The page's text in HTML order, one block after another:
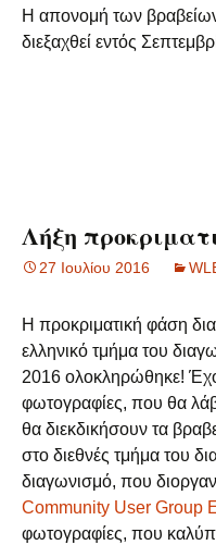
Η απονομή των βραβείων
διεξαχθεί εντός
Λήξη
27 Ιουλίου 2016
Η προκριματική φάση
ελληνικό τμήμα του
2016 ολοκληρώθηκε!
φωτογραφίες, που θα
θα διεκδικήσουν τα
στο διεθνές τμήμα του
διαγωνισμό, που
Community User Group
φωτογραφίες, που